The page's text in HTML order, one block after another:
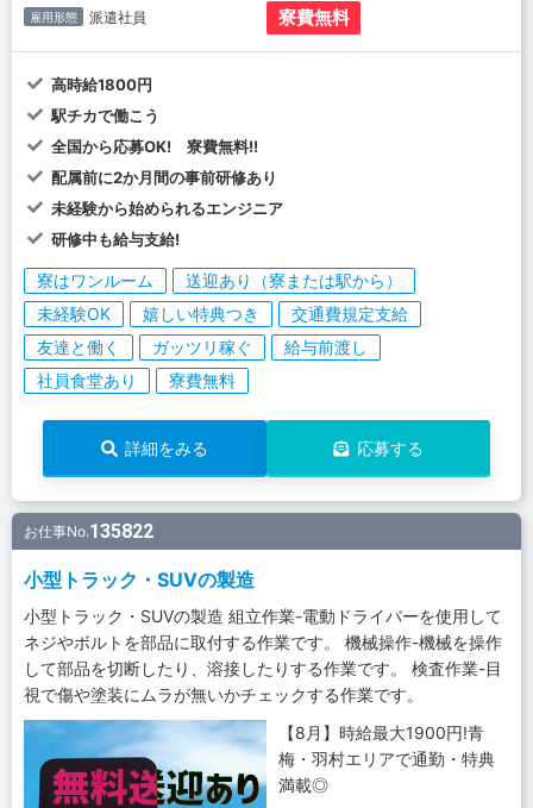
雇用形態 派遣社員 寮費無料
高時給1800円
駅チカで働こう
全国から応募OK! 寮費無料!!
配属前に2か月間の事前研修あり
未経験から始められるエンジニア
研修中も給与支給!
寮はワンルーム
送迎あり（寮または駅から）
未経験OK
嬉しい特典つき
交通費規定支給
友達と働く
ガッツリ稼ぐ
給与前渡し
社員食堂あり
寮費無料
詳細をみる 応募する
お仕事No.135822
小型トラック・SUVの製造
小型トラック・SUVの製造 組立作業-電動ドライバーを使用して
ネジやボルトを部品に取付する作業です。 機械操作-機械を操作
して部品を切断したり、溶接したりする作業です。 検査作業-目
視で傷や塗装にムラが無いかチェックする作業です。
【8月】時給最大1900円!青
梅・羽村エリアで通勤・特典
満載◎